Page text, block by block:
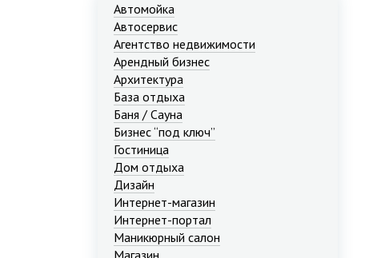
Автомойка
Автосервис
Агентство недвижимости
Арендный бизнес
Архитектура
База отдыха
Баня / Сауна
Бизнес “под ключ”
Гостиница
Дом отдыха
Дизайн
Интернет-магазин
Интернет-портал
Маникюрный салон